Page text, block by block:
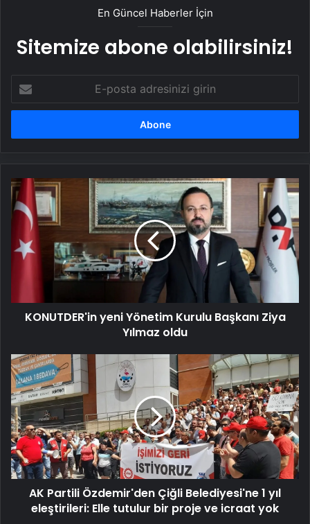
En Güncel Haberler İçin
Sitemize abone olabilirsiniz!
posta
adresinizi
KONUTDER'in
yeni
Yönetim
Kurulu
Başkanı
Ziya
KONUTDER'in yeni Yönetim Kurulu Başkanı Ziya
Yılmaz oldu
AK
Partili
Özdemir'den
Çiğli
Belediyesi'ne
1
yıl
eleştirileri: Elle
tutulur
proje
AK Partili Özdemir'den Çiğli Belediyesi'ne 1 yıl
eleştirileri: Elle tutulur bir proje ve icraat yok